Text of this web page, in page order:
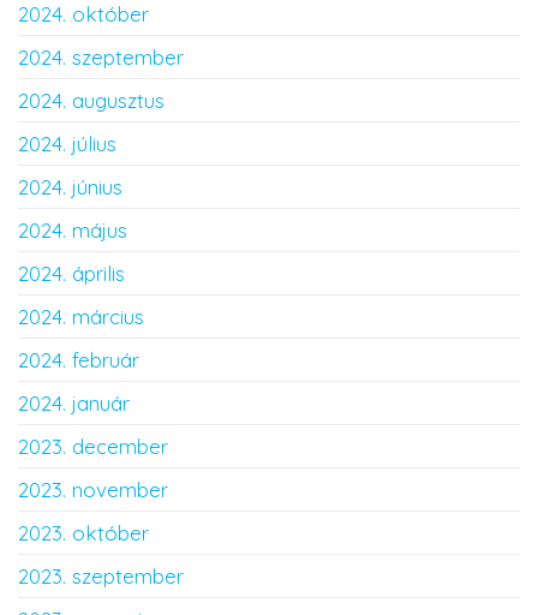
2024. október
2024. szeptember
2024. augusztus
2024. július
2024. június
2024. május
2024. április
2024. március
2024. február
2024. január
2023. december
2023. november
2023. október
2023. szeptember